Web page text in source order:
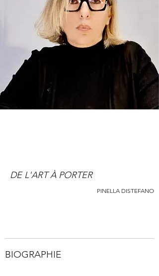
DE L'ART À PORTER
PINELLA DISTEFANO
BIOGRAPHIE